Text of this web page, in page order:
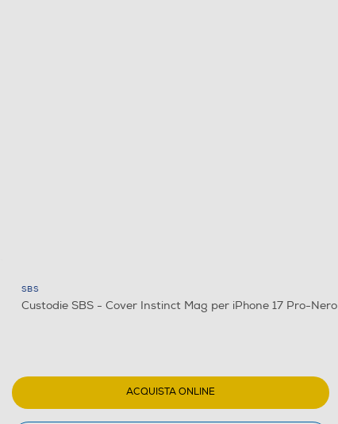
SBS
Custodie SBS - Cover Instinct Mag per iPhone 17 Pro-Nero
ACQUISTA ONLINE